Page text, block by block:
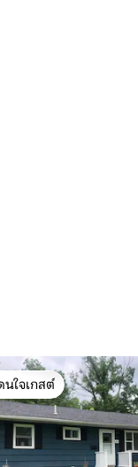
จเกสต์ที่สุด
นใจเกสต์